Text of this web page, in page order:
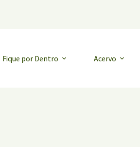
Fique por Dentro Acervo